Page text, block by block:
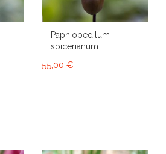
Paphiopedilum
spicerianum
55,00 €